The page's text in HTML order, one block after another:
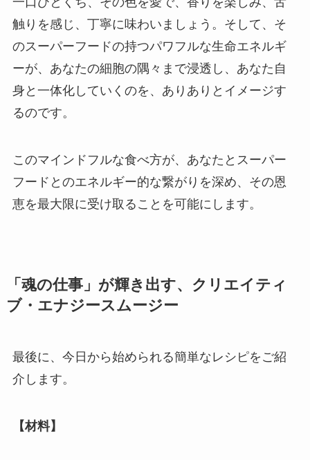
触りを感じ、丁寧に味わいましょう。そして、そ
のスーパーフードの持つパワフルな生命エネルギ
ーが、あなたの細胞の隅々まで浸透し、あなた自
身と一体化していくのを、ありありとイメージす
るのです。
このマインドフルな食べ方が、あなたとスーパー
フードとのエネルギー的な繋がりを深め、その恩
恵を最大限に受け取ることを可能にします。
「魂の仕事」が輝き出す、クリエイティ
ブ・エナジースムージー
最後に、今日から始められる簡単なレシピをご紹
介します。
【材料】